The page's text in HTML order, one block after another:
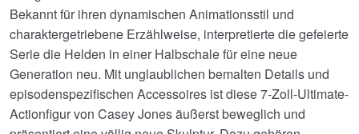
Bekannt für ihren dynamischen Animationsstil und
charaktergetriebene Erzählweise, interpretierte die gefeierte
Serie die Helden in einer Halbschale für eine neue
Generation neu. Mit unglaublichen bemalten Details und
episodenspezifischen Accessoires ist diese 7-Zoll-Ultimate-
Actionfigur von Casey Jones äußerst beweglich und